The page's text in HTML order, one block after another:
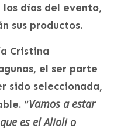
los días del evento,
sus productos.
Cristina
el ser parte
sido seleccionada,
“Vamos a estar
es el Alioli o